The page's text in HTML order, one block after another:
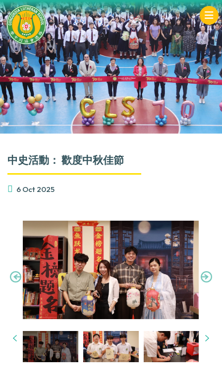
中史活動： 歡度中秋佳節
6 Oct 2025